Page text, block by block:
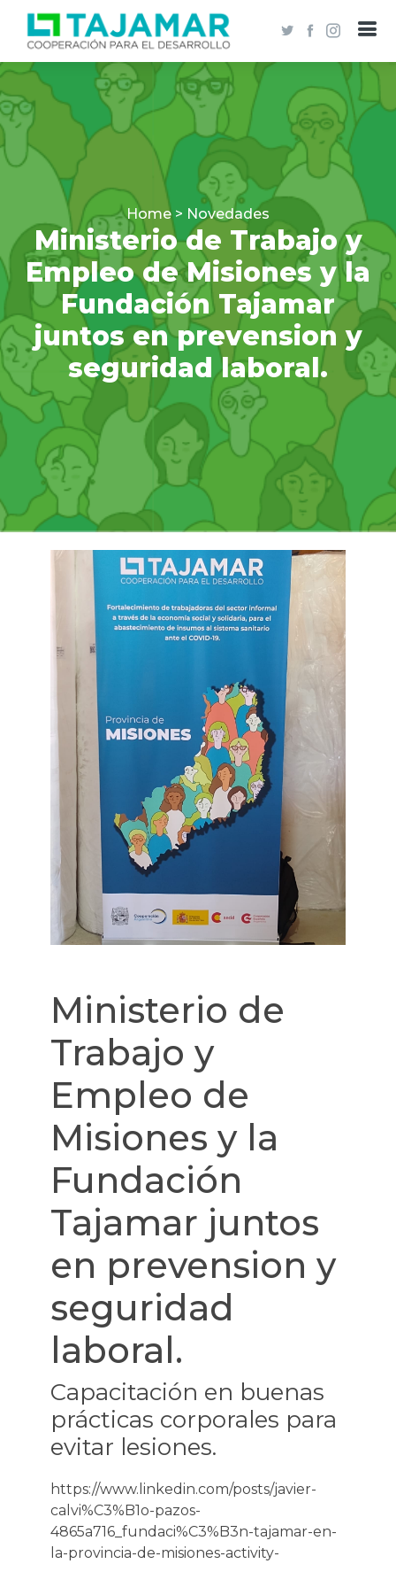
Home > Novedades
Ministerio de Trabajo y
Empleo de Misiones y la
Fundación Tajamar
juntos en prevension y
seguridad laboral.
Ministerio de
Trabajo y
Empleo de
Misiones y la
Fundación
Tajamar juntos
en prevension y
seguridad
laboral.
Capacitación en buenas
prácticas corporales para
evitar lesiones.
https://www.linkedin.com/posts/javier-
calvi%C3%B1o-pazos-
4865a716_fundaci%C3%B3n-tajamar-en-
la-provincia-de-misiones-activity-